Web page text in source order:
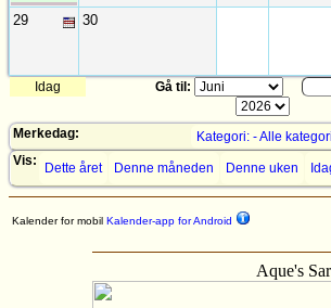
29 30
Idag Gå til:
Merkedag:
Kategori: - Alle
Vis:
Dette året Denne måneden Denne uken
Kalender for mobil Kalender-app for Android
Aque's